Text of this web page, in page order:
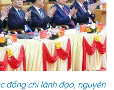
đồng chí lãnh đạo, nguyên